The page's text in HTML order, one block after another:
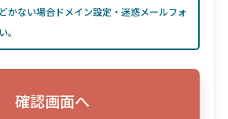
かない場合ドメイン設定・迷惑メールフォ
。
確認画面へ